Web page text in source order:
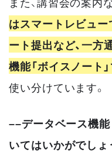
はスマートレビュー
ート提出など、一方
機能「ボイスノート
使い分けています。
––データベース機能
いてはいかがでしょ